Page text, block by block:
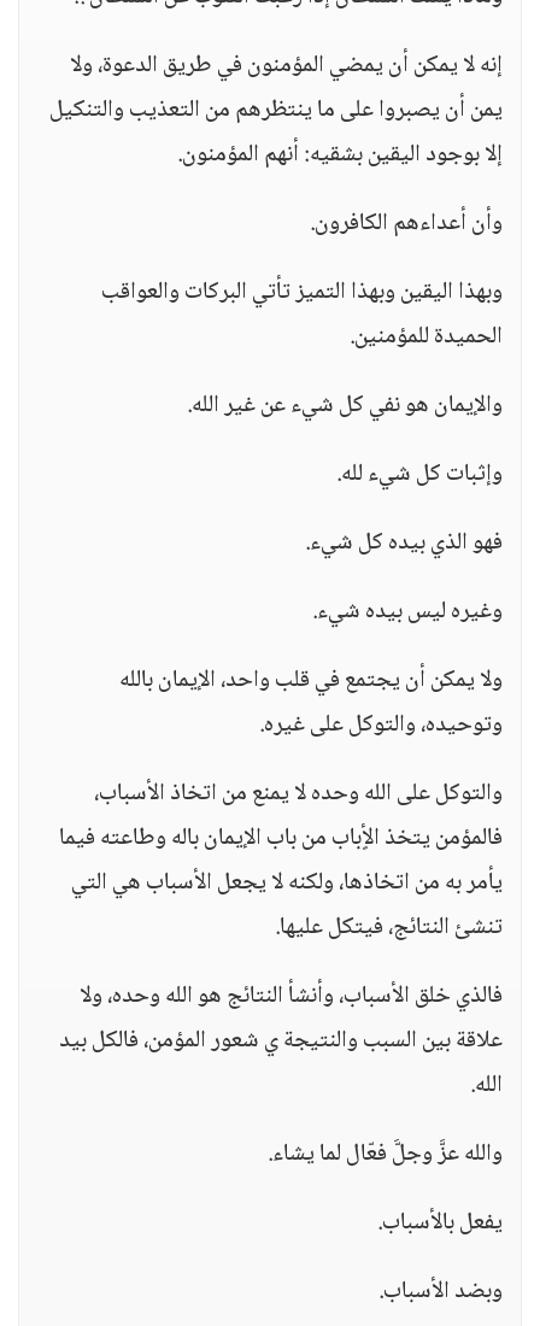
إنه لا يمكن أن يمضي المؤمنون في طريق الدعوة، ولا
يمن أن يصبروا على ما ينتظرهم من التعذيب والتنكيل
إلا بوجود اليقين بشقيه: أنهم المؤمنون.
وأن أعداءهم الكافرون.
وبهذا اليقين وبهذا التميز تأتي البركات والعواقب
الحميدة للمؤمنين.
والإيمان هو نفي كل شيء عن غير الله.
وإثبات كل شيء لله.
فهو الذي بيده كل شيء.
وغيره ليس بيده شيء.
ولا يمكن أن يجتمع في قلب واحد، الإيمان بالله
وتوحيده، والتوكل على غيره.
والتوكل على الله وحده لا يمنع من اتخاذ الأسباب،
فالمؤمن يتخذ الأٍباب من باب الإيمان باله وطاعته فيما
يأمر به من اتخاذها، ولكنه لا يجعل الأسباب هي التي
تنشئ النتائج، فيتكل عليها.
فالذي خلق الأسباب، وأنشأ النتائج هو الله وحده، ولا
علاقة بين السبب والنتيجة ي شعور المؤمن، فالكل بيد
الله.
والله عزَّ وجلَّ فعّال لما يشاء.
يفعل بالأسباب.
وبضد الأسباب.